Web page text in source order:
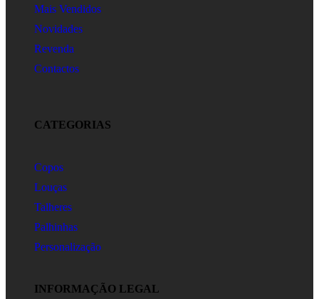
Mais Vendidos
Novidades
Revenda
Contactos
CATEGORIAS
Copos
Louças
Talheres
Palhinhas
Personalização
INFORMAÇÃO LEGAL